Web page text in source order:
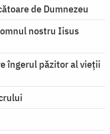
de Dumnezeu
nostru Iisus
îngerul păzitor al vieții